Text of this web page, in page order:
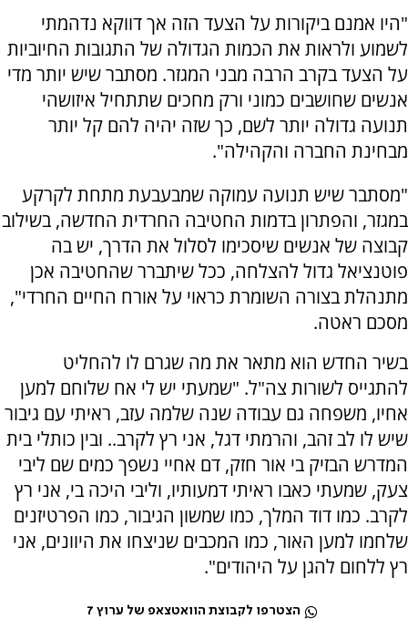
"היו אמנם ביקורות על הצעד הזה אך דווקא נדהמתי
לשמוע ולראות את הכמות הגדולה של התגובות החיוביות
על הצעד בקרב הרבה מבני המגזר. מסתבר שיש יותר מדי
אנשים שחושבים כמוני ורק מחכים שתתחיל איזושהי
תנועה גדולה יותר לשם, כך שזה יהיה להם קל יותר
מבחינת החברה והקהילה".
"מסתבר שיש תנועה עמוקה שמבעבעת מתחת לקרקע
במגזר, והפתרון בדמות החטיבה החרדית החדשה, בשילוב
קבוצה של אנשים שיסכימו לסלול את הדרך, יש בה
פוטנציאל גדול להצלחה, ככל שיתברר שהחטיבה אכן
מתנהלת בצורה השומרת כראוי על אורח החיים החרדי",
מסכם ראטה.
בשיר החדש הוא מתאר את מה שגרם לו להחליט
להתגייס לשורות צה"ל. "שמעתי יש לי אח שלוחם למען
אחיו, משפחה גם עבודה שנה שלמה עזב, ראיתי עם גיבור
שיש לו לב זהב, והרמתי דגל, אני רץ לקרב.. ובין כותלי בית
המדרש הבזיק בי אור חזק, דם אחיי נשפך כמים שם ליבי
צעק, שמעתי כאבו ראיתי דמעותיו, וליבי היכה בי, אני רץ
לקרב. כמו דוד המלך, כמו שמשון הגיבור, כמו הפרטיזנים
שלחמו למען האור, כמו המכבים שניצחו את היוונים, אני
רץ ללחום להגן על היהודים".
הצטרפו לקבוצת הוואטצאפ של ערוץ 7